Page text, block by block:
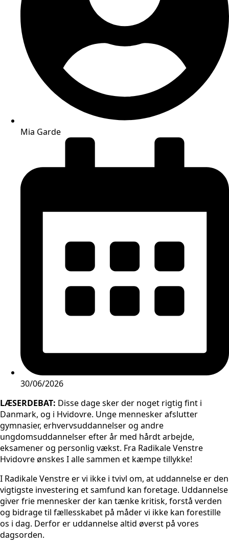
Mia Garde
30/06/2026
LÆSERDEBAT: Disse dage sker der noget rigtig fint i
Danmark, og i Hvidovre. Unge mennesker afslutter
gymnasier, erhvervsuddannelser og andre
ungdomsuddannelser efter år med hårdt arbejde,
eksamener og personlig vækst. Fra Radikale Venstre
Hvidovre ønskes I alle sammen et kæmpe tillykke!
I Radikale Venstre er vi ikke i tvivl om, at uddannelse er den
vigtigste investering et samfund kan foretage. Uddannelse
giver frie mennesker der kan tænke kritisk, forstå verden
og bidrage til fællesskabet på måder vi ikke kan forestille
os i dag. Derfor er uddannelse altid øverst på vores
dagsorden.